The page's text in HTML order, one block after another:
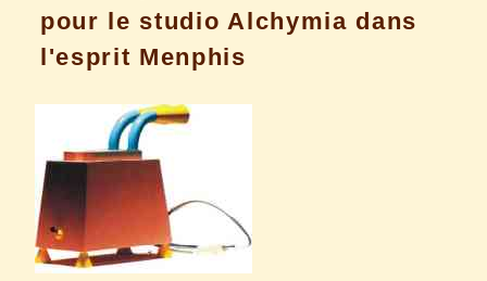
pour le studio Alchymia dans
l'esprit Menphis